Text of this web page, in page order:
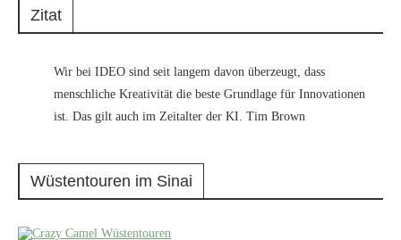
Zitat
Wir bei IDEO sind seit langem davon überzeugt, dass
menschliche Kreativität die beste Grundlage für Innovationen
ist. Das gilt auch im Zeitalter der KI. Tim Brown
Wüstentouren im Sinai